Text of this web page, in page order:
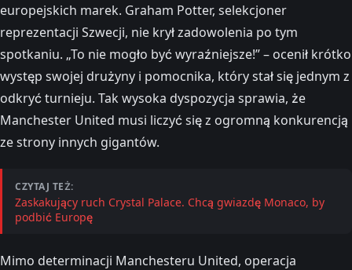
europejskich marek. Graham Potter, selekcjoner
reprezentacji Szwecji, nie krył zadowolenia po tym
spotkaniu. „To nie mogło być wyraźniejsze!” – ocenił krótko
występ swojej drużyny i pomocnika, który stał się jednym z
odkryć turnieju. Tak wysoka dyspozycja sprawia, że
Manchester United musi liczyć się z ogromną konkurencją
ze strony innych gigantów.
CZYTAJ TEŻ:
Zaskakujący ruch Crystal Palace. Chcą gwiazdę Monaco, by
podbić Europę
Mimo determinacji Manchesteru United, operacja